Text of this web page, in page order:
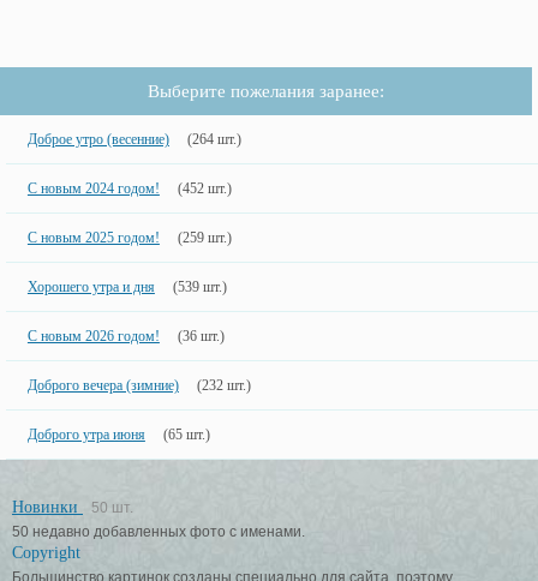
Выберите пожелания заранее:
Доброе утро (весенние) (264 шт.)
С новым 2024 годом! (452 шт.)
С новым 2025 годом! (259 шт.)
Хорошего утра и дня (539 шт.)
С новым 2026 годом! (36 шт.)
Доброго вечера (зимние) (232 шт.)
Доброго утра июня (65 шт.)
Новинки
50 шт.
50 недавно добавленных фото с именами.
Copyright